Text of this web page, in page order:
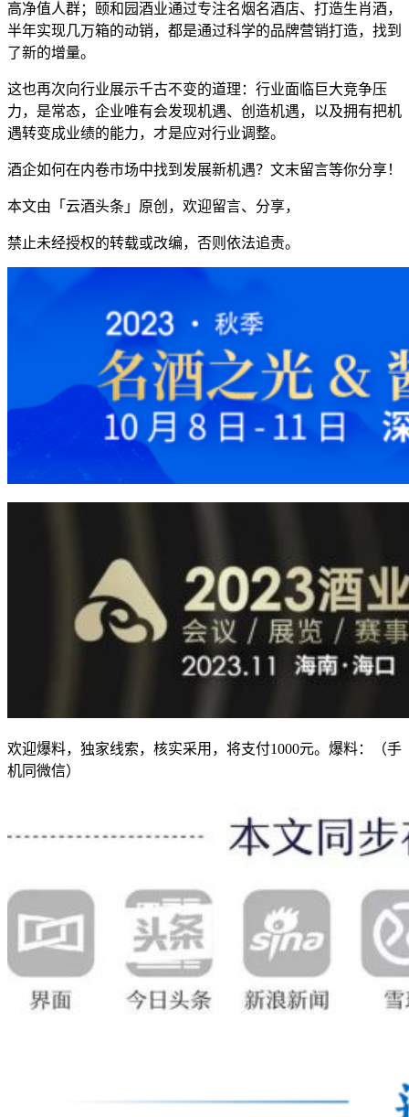
高净值人群；颐和园酒业通过专注名烟名酒店、打造生肖酒，
半年实现几万箱的动销，都是通过科学的品牌营销打造，找到
了新的增量。
这也再次向行业展示千古不变的道理：行业面临巨大竞争压
力，是常态，企业唯有会发现机遇、创造机遇，以及拥有把机
遇转变成业绩的能力，才是应对行业调整。
酒企如何在内卷市场中找到发展新机遇？文末留言等你分享！
本文由「云酒头条」原创，欢迎留言、分享，
禁止未经授权的转载或改编，否则依法追责。
欢迎爆料，独家线索，核实采用，将支付1000元。爆料：（手
机同微信）